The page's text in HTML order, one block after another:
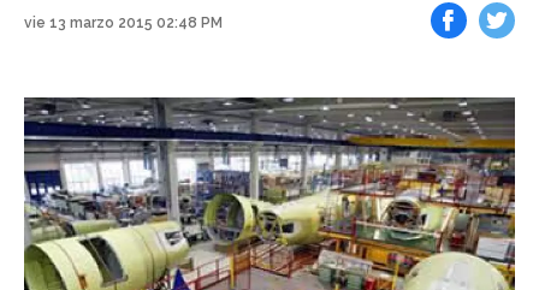
vie 13 marzo 2015 02:48 PM